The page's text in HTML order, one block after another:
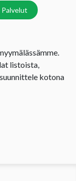
Palvelut
listoista,
kotona